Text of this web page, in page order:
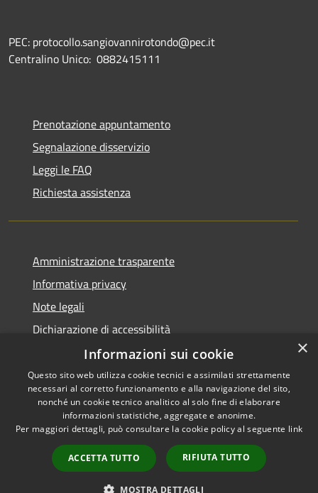
PEC: protocollo.sangiovannirotondo@pec.it
Centralino Unico: 0882415111
Prenotazione appuntamento
Segnalazione disservizio
Leggi le FAQ
Richiesta assistenza
Amministrazione trasparente
Informativa privacy
Note legali
Dichiarazione di accessibilità
Accessibilità
Privacy
Mappa del sito
Copyright © 2026 • Comune di
San Giovanni Rotondo •
Powered byMunicipium •
Accesso redazione
×
Informazioni sui cookie
Questo sito web utilizza cookie tecnici e assimilati strettamente
necessari al corretto funzionamento e alla navigazione del sito,
nonché un cookie tecnico analitico al solo fine di elaborare
informazioni statistiche, aggregate e anonime.
Per maggiori dettagli, può consultare la cookie policy al seguente link
ACCETTA TUTTO RIFIUTA TUTTO
MOSTRA DETTAGLI